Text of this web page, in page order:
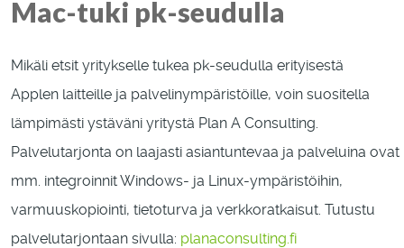
Mac-tuki pk-seudulla
Mikäli etsit yritykselle tukea pk-seudulla erityisestä
Applen laitteille ja palvelinympäristöille, voin suositella
lämpimästi ystäväni yritystä Plan A Consulting.
Palvelutarjonta on laajasti asiantuntevaa ja palveluina ovat
mm. integroinnit Windows- ja Linux-ympäristöihin,
varmuuskopiointi, tietoturva ja verkkoratkaisut. Tutustu
palvelutarjontaan sivulla: planaconsulting.fi